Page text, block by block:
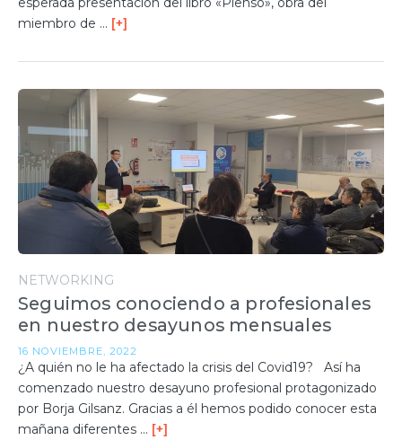
miembro de … [+]
NETWORKING
Seguimos conociendo a profesionales
en nuestro desayunos mensuales
16 NOVIEMBRE, 2022
¿A quién no le ha afectado la crisis del Covid19? Así ha
comenzado nuestro desayuno profesional protagonizado
por Borja Gilsanz. Gracias a él hemos podido conocer esta
mañana diferentes … [+]